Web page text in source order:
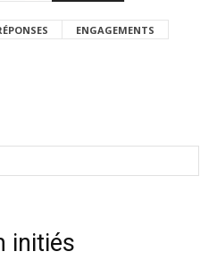
ENGAGEMENTS
initiés